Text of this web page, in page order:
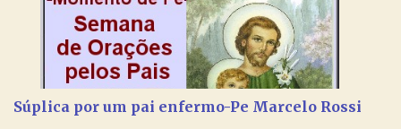
Amém. Novena a Nhá Chica (Oração para obter os favores
celestiais através da intercessão da Serva de Deus Nhá Chica)
(Rezar durante nove dias seguidos ou intercalados) Nhá Chica,
recorro a vós como intercessora entre a Bondade Divina e as
entregueis nas mãos do Santíssimo o meu pedido urgente (Fazer
Súplica por um pai enfermo-Pe Marcelo Rossi